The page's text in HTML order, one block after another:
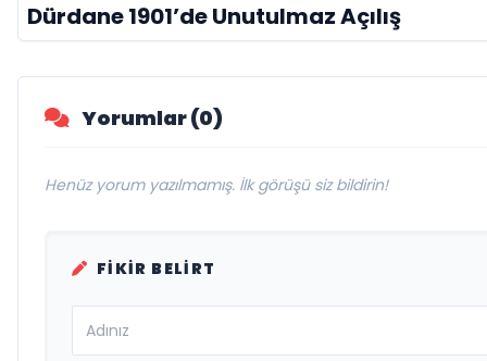
Dürdane 1901’de Unutulmaz Açılış
Yorumlar (0)
Henüz yorum yazılmamış. İlk görüşü siz bildirin!
FIKIR BELIRT